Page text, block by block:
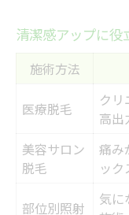
清潔感アップに役
施術方法
医療脱毛
クリ
高出
美容サロン
脱毛
痛み
ック
部位別照射
気に